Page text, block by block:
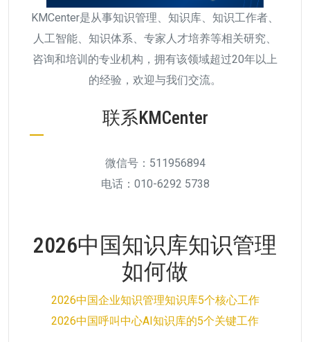
KMCenter是从事知识管理、知识库、知识工作者、
人工智能、知识体系、专家人才培养等相关研究、
咨询和培训的专业机构，拥有该领域超过20年以上
的经验，欢迎与我们交流。
联系KMCenter
微信号：511956894
电话：010-6292 5738
2026中国知识库知识管理
如何做
2026中国企业知识管理知识库5个核心工作
2026中国呼叫中心AI知识库的5个关键工作